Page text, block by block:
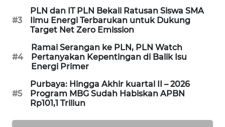
#3
PLN dan IT PLN Bekali Ratusan Siswa SMA
Ilmu Energi Terbarukan untuk Dukung
Target Net Zero Emission
#4
Ramai Serangan ke PLN, PLN Watch
Pertanyakan Kepentingan di Balik Isu
Energi Primer
#5
Purbaya: Hingga Akhir kuartal II – 2026
Program MBG Sudah Habiskan APBN
Rp101,1 Triliun
WALINKI
ID
MAWAKA
ID
MARTABAT
NET
PLN